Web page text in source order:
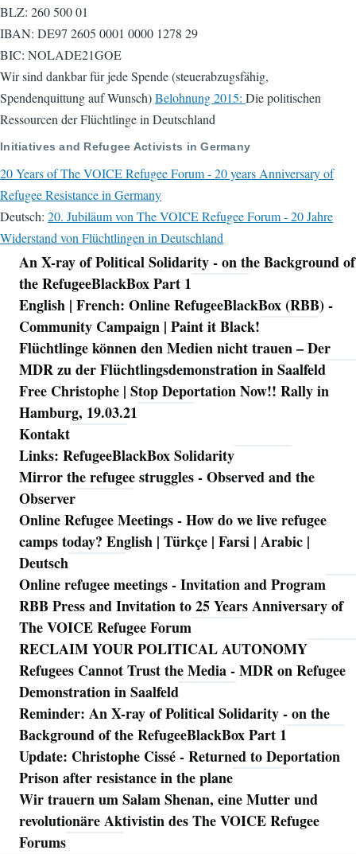
BLZ: 260 500 01
IBAN: DE97 2605 0001 0000 1278 29
BIC: NOLADE21GOE
Wir sind dankbar für jede Spende (steuerabzugsfähig,
Spendenquittung auf Wunsch)Belohnung 2015: Die politischen
Ressourcen der Flüchtlinge in Deutschland
Initiatives and Refugee Activists in Germany
20 Years of The VOICE Refugee Forum - 20 years Anniversary of
Refugee Resistance in Germany
Deutsch: 20. Jubiläum von The VOICE Refugee Forum - 20 Jahre
Widerstand von Flüchtlingen in Deutschland
Navigation
An X-ray of Political Solidarity - on the Background of
the RefugeeBlackBox Part 1
English | French: Online RefugeeBlackBox (RBB) -
Community Campaign | Paint it Black!
Flüchtlinge können den Medien nicht trauen – Der
MDR zu der Flüchtlingsdemonstration in Saalfeld
Free Christophe | Stop Deportation Now!! Rally in
Hamburg, 19.03.21
Kontakt
Links: RefugeeBlackBox Solidarity
Mirror the refugee struggles - Observed and the
Observer
Online Refugee Meetings - How do we live refugee
camps today? English | Türkçe | Farsi | Arabic |
Deutsch
Online refugee meetings - Invitation and Program
RBB Press and Invitation to 25 Years Anniversary of
The VOICE Refugee Forum
RECLAIM YOUR POLITICAL AUTONOMY
Refugees Cannot Trust the Media - MDR on Refugee
Demonstration in Saalfeld
Reminder: An X-ray of Political Solidarity - on the
Background of the RefugeeBlackBox Part 1
Update: Christophe Cissé - Returned to Deportation
Prison after resistance in the plane
Wir trauern um Salam Shenan, eine Mutter und
revolutionäre Aktivistin des The VOICE Refugee
Forums